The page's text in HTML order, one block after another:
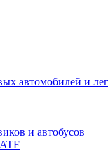
автомобилей и
и автобусов